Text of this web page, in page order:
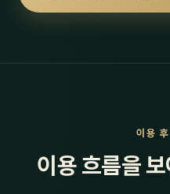
이용
이용 흐름을